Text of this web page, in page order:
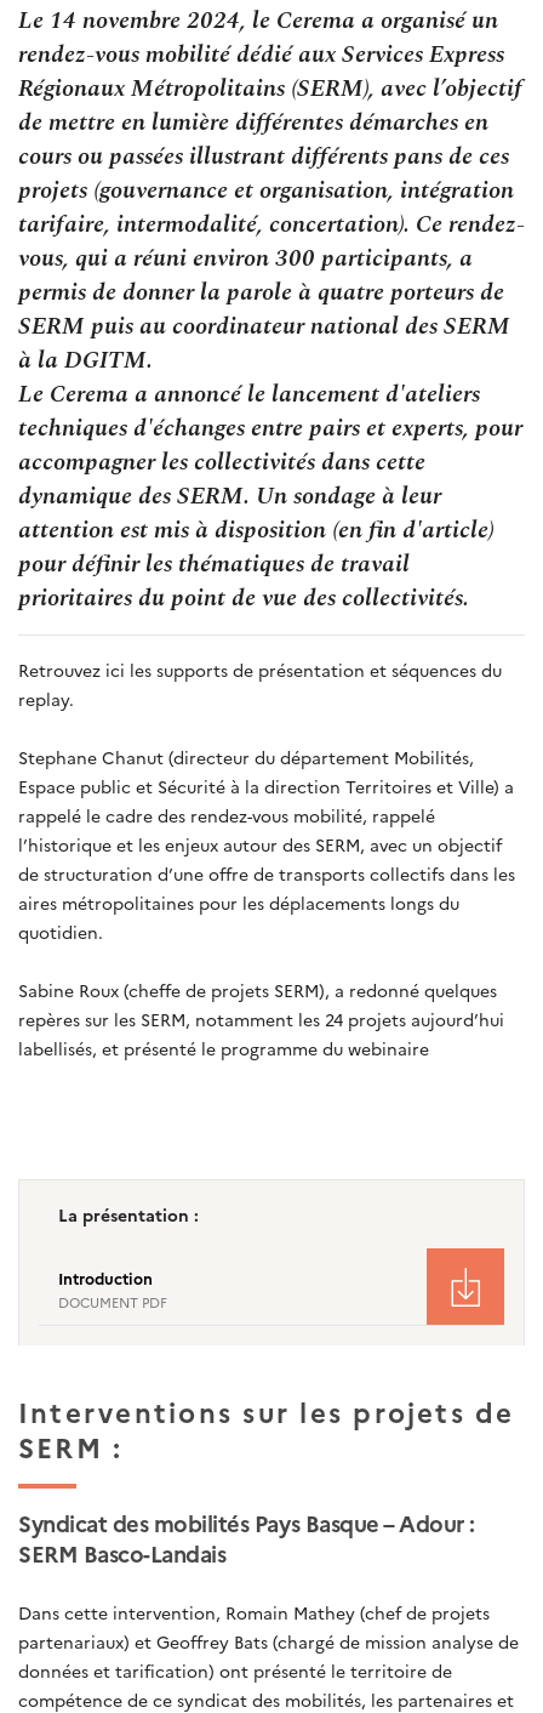
Le 14 novembre 2024, le Cerema a organisé un
rendez-vous mobilité dédié aux Services Express
Régionaux Métropolitains (SERM), avec l’objectif
de mettre en lumière différentes démarches en
cours ou passées illustrant différents pans de ces
projets (gouvernance et organisation, intégration
tarifaire, intermodalité, concertation). Ce rendez-
vous, qui a réuni environ 300 participants, a
permis de donner la parole à quatre porteurs de
SERM puis au coordinateur national des SERM
à la DGITM.
Le Cerema a annoncé le lancement d'ateliers
techniques d'échanges entre pairs et experts, pour
accompagner les collectivités dans cette
dynamique des SERM. Un sondage à leur
attention est mis à disposition (en fin d'article)
pour définir les thématiques de travail
prioritaires du point de vue des collectivités.
Retrouvez ici les supports de présentation et séquences du
replay.
Stephane Chanut (directeur du département Mobilités,
Espace public et Sécurité à la direction Territoires et Ville) a
rappelé le cadre des rendez-vous mobilité, rappelé
l’historique et les enjeux autour des SERM, avec un objectif
de structuration d’une offre de transports collectifs dans les
aires métropolitaines pour les déplacements longs du
quotidien.
Sabine Roux (cheffe de projets SERM), a redonné quelques
repères sur les SERM, notamment les 24 projets aujourd’hui
labellisés, et présenté le programme du webinaire
La présentation :
Introduction
DOCUMENT PDF
Interventions sur les projets de
SERM :
Syndicat des mobilités Pays Basque – Adour :
SERM Basco-Landais
Dans cette intervention, Romain Mathey (chef de projets
partenariaux) et Geoffrey Bats (chargé de mission analyse de
données et tarification) ont présenté le territoire de
compétence de ce syndicat des mobilités, les partenaires et